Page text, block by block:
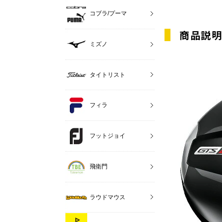
商品説明
コブラ/プーマ
ミズノ
タイトリスト
フィラ
フットジョイ
飛衛門
ラウドマウス